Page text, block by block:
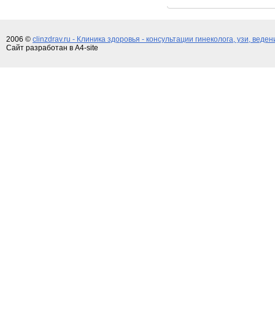
2006 © clinzdrav.ru - Клиника здоровья - консультации гинеколога, узи,
Сайт разработан в A4-site